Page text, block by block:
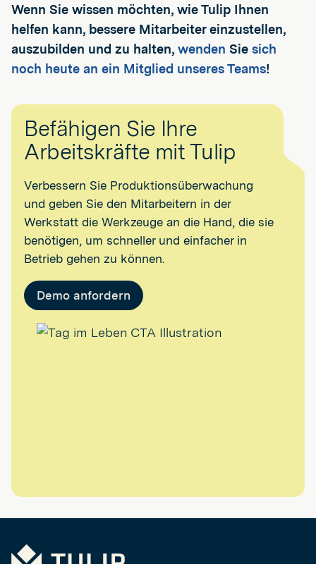
Wenn Sie wissen möchten, wie Tulip Ihnen
helfen kann, bessere Mitarbeiter einzustellen,
auszubilden und zu halten, wenden Sie sich
noch heute an ein Mitglied unseres Teams!
Befähigen Sie Ihre
Arbeitskräfte mit Tulip
Verbessern Sie Produktionsüberwachung
und geben Sie den Mitarbeitern in der
Werkstatt die Werkzeuge an die Hand, die sie
benötigen, um schneller und einfacher in
Betrieb gehen zu können.
Demo anfordern
Tulip